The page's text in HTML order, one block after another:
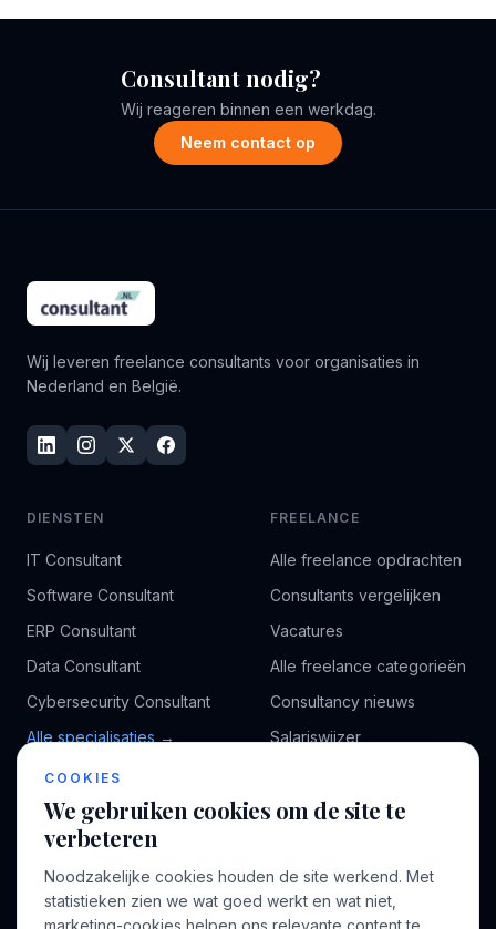
Consultant nodig?
Wij reageren binnen een werkdag.
Neem contact op
Wij leveren freelance consultants voor organisaties in
Nederland en België.
DIENSTEN
IT Consultant
Software Consultant
ERP Consultant
Data Consultant
Cybersecurity Consultant
Alle specialisaties →
FREELANCE
Alle freelance opdrachten
Consultants vergelijken
Vacatures
Alle freelance categorieën
Consultancy nieuws
Salariswijzer
BEDRIJF
Over ons
Profiel aanmaken
COOKIES
We gebruiken cookies om de site te
verbeteren
Noodzakelijke cookies houden de site werkend. Met
statistieken zien we wat goed werkt en wat niet,
marketing-cookies helpen ons relevante content te